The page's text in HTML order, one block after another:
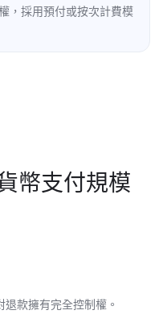
，採用預付或按次計費模
幣支付規模
款擁有完全控制權。